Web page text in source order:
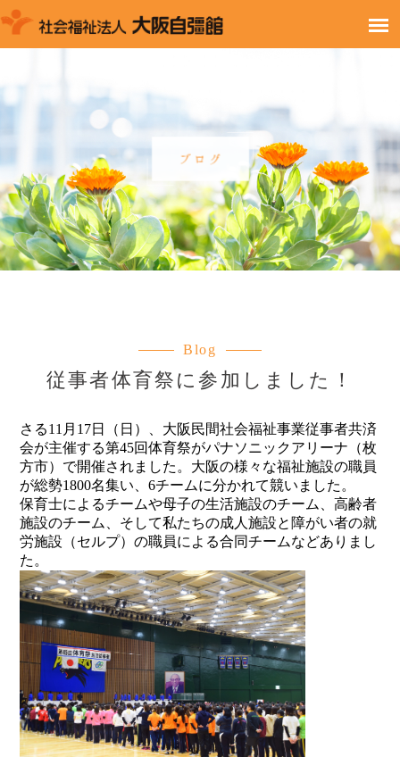
Blog
従事者体育祭に参加しました！
さる11月17日（日）、大阪民間社会福祉事業従事者共済
会が主催する第45回体育祭がパナソニックアリーナ（枚
方市）で開催されました。大阪の様々な福祉施設の職員
が総勢1800名集い、6チームに分かれて競いました。
保育士によるチームや母子の生活施設のチーム、高齢者
施設のチーム、そして私たちの成人施設と障がい者の就
労施設（セルプ）の職員による合同チームなどありまし
た。